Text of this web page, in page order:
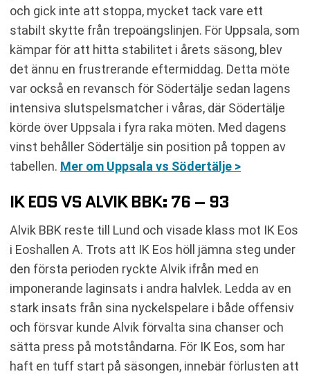
och gick inte att stoppa, mycket tack vare ett
stabilt skytte från trepoängslinjen. För Uppsala, som
kämpar för att hitta stabilitet i årets säsong, blev
det ännu en frustrerande eftermiddag. Detta möte
var också en revansch för Södertälje sedan lagens
intensiva slutspelsmatcher i våras, där Södertälje
körde över Uppsala i fyra raka möten. Med dagens
vinst behåller Södertälje sin position på toppen av
tabellen. Mer om Uppsala vs Södertälje >
IK EOS VS ALVIK BBK: 76 – 93
Alvik BBK reste till Lund och visade klass mot IK Eos
i Eoshallen A. Trots att IK Eos höll jämna steg under
den första perioden ryckte Alvik ifrån med en
imponerande laginsats i andra halvlek. Ledda av en
stark insats från sina nyckelspelare i både offensiv
och försvar kunde Alvik förvalta sina chanser och
sätta press på motståndarna. För IK Eos, som har
haft en tuff start på säsongen, innebär förlusten att